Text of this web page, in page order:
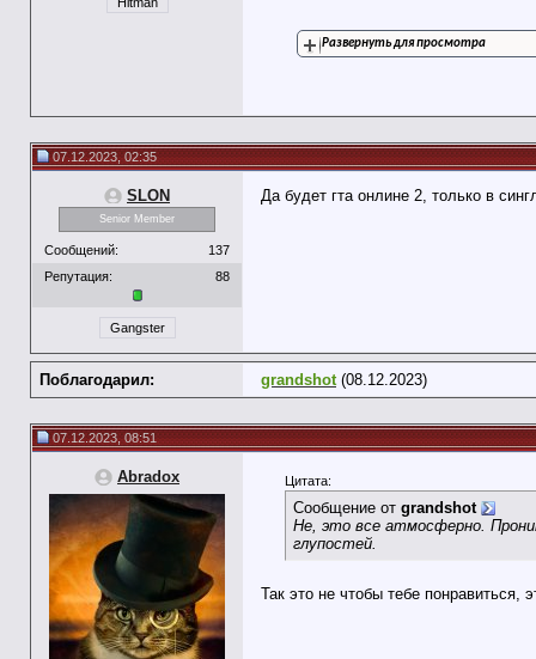
Развернуть для просмотра
07.12.2023, 02:35
SLON
Senior Member
Сообщений:
137
Репутация:
88
Gangster
Да будет гта онлине 2, только в
Поблагодарил: grandshot(08.12.2023)
07.12.2023, 08:51
Abradox Цитата:
Сообщение от grandshot
Не, это все атмосферно.
глупостей.
Так это не чтобы тебе